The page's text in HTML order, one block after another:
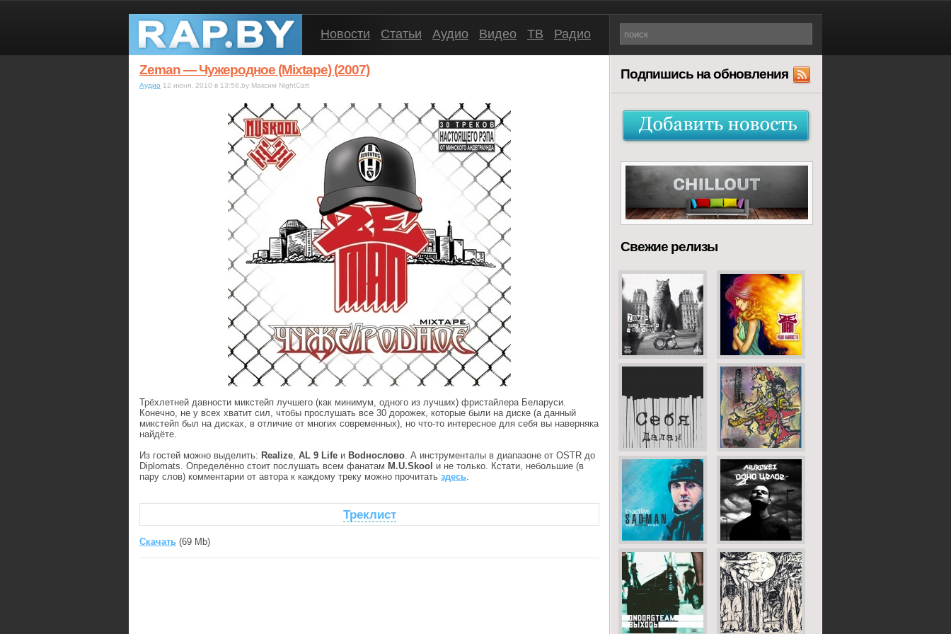
Новости Статьи Аудио Видео ТВ Радио
Zeman — Чужеродное (Mixtape) (2007)
Аудио 12 июня, 2010 в 13:58,by Максим NightCatt
Трёхлетней давности микстейп лучшего (как минимум, одного из лучших) фристайлера Беларуси.
Конечно, не у всех хватит сил, чтобы прослушать все 30 дорожек, которые были на диске (а данный
микстейп был на дисках, в отличие от многих современных), но что-то интересное для себя вы наверняка
найдёте.
Из гостей можно выделить: Realize, AL 9 Life и Воdнослово. А инструменталы в диапазоне от OSTR до
Diplomats. Определённо стоит послушать всем фанатам M.U.Skool и не только. Кстати, небольшие (в
пару слов) комментарии от автора к каждому треку можно прочитать здесь.
Треклист
Скачать (69 Mb)
Подпишись на обновления
Свежие релизы